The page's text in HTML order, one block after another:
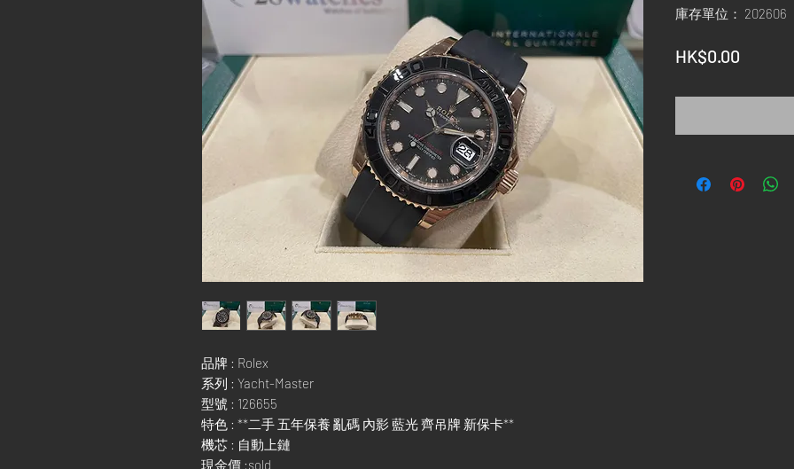
品牌 : Rolex
系列 : Yacht-Master
型號 : 126655
特色 : **二手 五年保養 亂碼 內影 藍光 齊吊牌 新保卡**
機芯 : 自動上鏈
現金價 :sold
庫存單位： 202606
HK$0.00